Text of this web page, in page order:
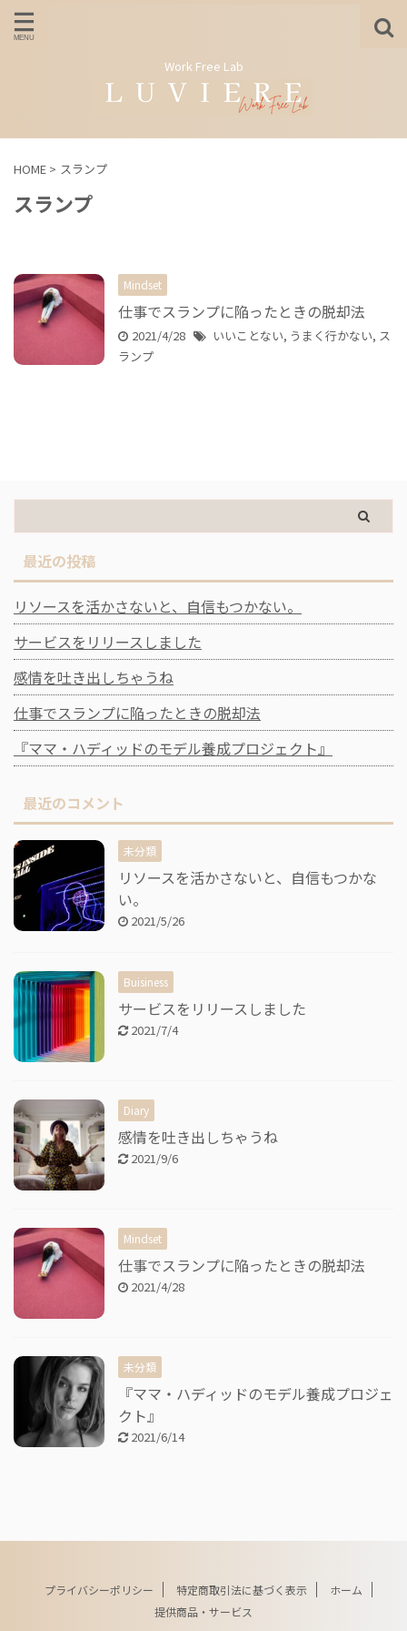
Work Free Lab
HOME > スランプ
スランプ
Mindset
仕事でスランプに陥ったときの脱却法
2021/4/28 いいことない, うまく行かない, ス
ランプ
最近の投稿
リソースを活かさないと、自信もつかない。
サービスをリリースしました
感情を吐き出しちゃうね
仕事でスランプに陥ったときの脱却法
『ママ・ハディッドのモデル養成プロジェクト』
最近のコメント
未分類
リソースを活かさないと、自信もつかな
い。
2021/5/26
Buisiness
サービスをリリースしました
2021/7/4
Diary
感情を吐き出しちゃうね
2021/9/6
Mindset
仕事でスランプに陥ったときの脱却法
2021/4/28
未分類
『ママ・ハディッドのモデル養成プロジェ
クト』
2021/6/14
プライバシーポリシー 特定商取引法に基づく表示
ホーム
提供商品・サービス